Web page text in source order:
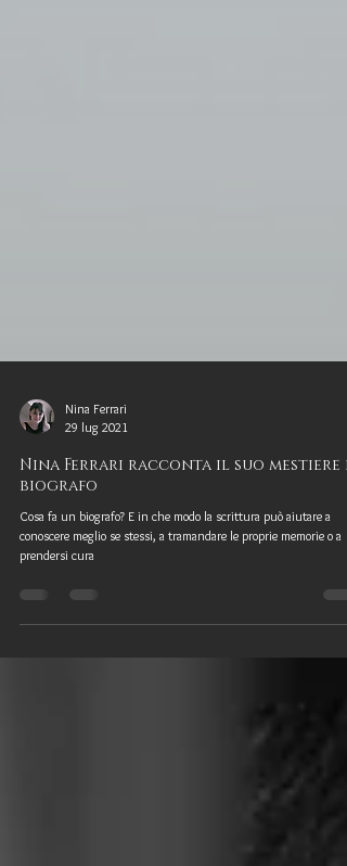
29 lug 2021
Nina Ferrari racconta il suo mestiere
biografo
Cosa fa un biografo? E in che modo la scrittura può aiutare a
prendersi cura